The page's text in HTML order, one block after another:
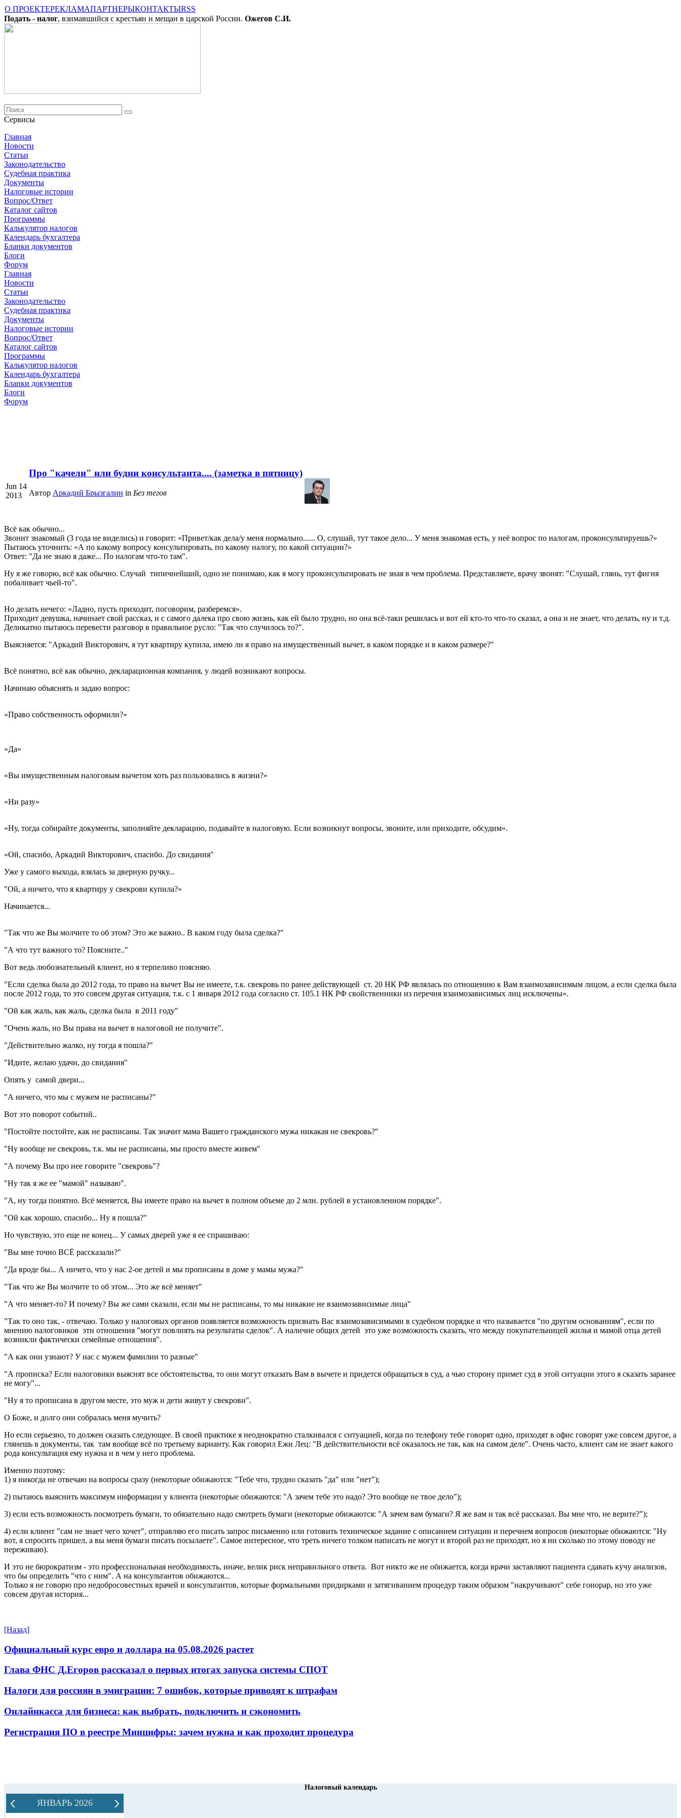
О ПРОЕКТЕРЕКЛАМАПАРТНЕРЫКОНТАКТЫRSS
Подать - налог, взимавшийся с крестьян и мещан в царской России. Ожегов С.И.
Сервисы
Главная
Новости
Cтатьи
Законодательство
Судебная практика
Документы
Налоговые истории
Вопрос/Ответ
Каталог сайтов
Программы
Калькулятор налогов
Календарь бухгалтера
Бланки документов
Блоги
Форум
Главная
Новости
Cтатьи
Законодательство
Судебная практика
Документы
Налоговые истории
Вопрос/Ответ
Каталог сайтов
Программы
Калькулятор налогов
Календарь бухгалтера
Бланки документов
Блоги
Форум
Jun 14
2013
Про "качели" или будни консультанта.... (заметка в пятницу)
Автор Аркадий Брызгалин in Без тегов
Всё как обычно...
Звонит знакомый (3 года не виделись) и говорит: «Привет/как дела/у меня нормально...... О, слушай, тут такое дело... У меня знакомая есть, у неё вопрос по налогам, проконсультируешь?»
Пытаюсь уточнить: «А по какому вопросу консультировать, по какому налогу, по какой ситуации?»
Ответ: "Да не знаю я даже... По налогам что-то там".
Ну я же говорю, всё как обычно. Случай типичнейший, одно не понимаю, как я могу проконсультировать не зная в чем проблема. Представляете, врачу звонят: "Слушай, глянь, тут фигня
побаливает чьей-то".
Но делать нечего: «Ладно, пусть приходит, поговорим, разберемся».
Приходит девушка, начинает свой рассказ, и с самого далека про свою жизнь, как ей было трудно, но она всё-таки решилась и вот ей кто-то что-то сказал, а она и не знает, что делать, ну и т.д.
Деликатно пытаюсь перевести разговор в правильное русло: "Так что случилось то?".
Выясняется: "Аркадий Викторович, я тут квартиру купила, имею ли я право на имущественный вычет, в каком порядке и в каком размере?"
Всё понятно, всё как обычно, декларационная компания, у людей возникают вопросы.
Начинаю объяснять и задаю вопрос:
«Право собственность оформили?»
«Да»
«Вы имущественным налоговым вычетом хоть раз пользовались в жизни?»
«Ни разу»
«Ну, тогда собирайте документы, заполняйте декларацию, подавайте в налоговую. Если возникнут вопросы, звоните, или приходите, обсудим».
«Ой, спасибо, Аркадий Викторович, спасибо. До свидания"
Уже у самого выхода, взялась за дверную ручку...
"Ой, а ничего, что я квартиру у свекрови купила?»
Начинается...
"Так что же Вы молчите то об этом? Это же важно.. В каком году была сделка?"
"А что тут важного то? Поясните.."
Вот ведь любознательный клиент, но я терпеливо поясняю.
"Если сделка была до 2012 года, то право на вычет Вы не имеете, т.к. свекровь по ранее действующей ст. 20 НК РФ являлась по отношению к Вам взаимозависимым лицом, а если сделка была
после 2012 года, то это совсем другая ситуация, т.к. с 1 января 2012 года согласно ст. 105.1 НК РФ свойственники из перечня взаимозависимых лиц исключены».
"Ой как жаль, как жаль, сделка была в 2011 году"
"Очень жаль, но Вы права на вычет в налоговой не получите".
"Действительно жалко, ну тогда я пошла?"
"Идите, желаю удачи, до свидания"
Опять у самой двери...
"А ничего, что мы с мужем не расписаны?"
Вот это поворот событий..
"Постойте постойте, как не расписаны. Так значит мама Вашего гражданского мужа никакая не свекровь?"
"Ну вообще не свекровь, т.к. мы не расписаны, мы просто вместе живем"
"А почему Вы про нее говорите "свекровь"?
"Ну так я же ее "мамой" называю".
"А, ну тогда понятно. Всё меняется, Вы имеете право на вычет в полном объеме до 2 млн. рублей в установленном порядке".
"Ой как хорошо, спасибо... Ну я пошла?"
Но чувствую, это еще не конец... У самых дверей уже я ее спрашиваю:
"Вы мне точно ВСЁ рассказали?"
"Да вроде бы... А ничего, что у нас 2-ое детей и мы прописаны в доме у мамы мужа?"
"Так что же Вы молчите то об этом... Это же всё меняет"
"А что меняет-то? И почему? Вы же сами сказали, если мы не расписаны, то мы никакие не взаимозависимые лица"
"Так то оно так, - отвечаю. Только у налоговых органов появляется возможность признать Вас взаимозависимыми в судебном порядке и что называется "по другим основаниям", если по
мнению налоговиков эти отношения "могут повлиять на результаты сделок". А наличие общих детей это уже возможность сказать, что между покупательницей жилья и мамой отца детей
возникли фактически семейные отношения".
"А как они узнают? У нас с мужем фамилии то разные"
"А прописка? Если налоговики выяснят все обстоятельства, то они могут отказать Вам в вычете и придется обращаться в суд, а чью сторону примет суд в этой ситуации этого я сказать заранее
не могу"...
"Ну я то прописана в другом месте, это муж и дети живут у свекрови".
О Боже, и долго они собралась меня мучить?
Но если серьезно, то должен сказать следующее. В своей практике я неоднократно сталкивался с ситуацией, когда по телефону тебе говорят одно, приходят в офис говорят уже совсем другое, а
глянешь в документы, так там вообще всё по третьему варианту. Как говорил Ежи Лец: "В действительности всё оказалось не так, как на самом деле". Очень часто, клиент сам не знает какого
рода консультация ему нужна и в чем у него проблема.
Именно поэтому:
1) я никогда не отвечаю на вопросы сразу (некоторые обижаются: "Тебе что, трудно сказать "да" или "нет");
2) пытаюсь выяснить максимум информации у клиента (некоторые обижаются: "А зачем тебе это надо? Это вообще не твое дело");
3) если есть возможность посмотреть бумаги, то обязательно надо смотреть бумаги (некоторые обижаются: "А зачем вам бумаги? Я же вам и так всё рассказал. Вы мне что, не верите?");
4) если клиент "сам не знает чего хочет", отправляю его писать запрос письменно или готовить техническое задание с описанием ситуации и перечнем вопросов (некоторые обижаются: "Ну
вот, я спросить пришел, а вы меня бумаги писать посылаете". Самое интересное, что треть ничего толком написать не могут и второй раз не приходят, но я ни сколько по этому поводу не
переживаю).
И это не бюрократизм - это профессиональная необходимость, иначе, велик риск неправильного ответа. Вот никто же не обижается, когда врачи заставляют пациента сдавать кучу анализов,
что бы определить "что с ним". А на консультантов обижаются...
Только я не говорю про недобросовестных врачей и консультантов, которые формальными придирками и затягиванием процедур таким образом "накручивают" себе гонорар, но это уже
совсем другая история...
[Назад]
Официальный курс евро и доллара на 05.08.2026 растет
Глава ФНС Д.Егоров рассказал о первых итогах запуска системы СПОТ
Налоги для россиян в эмиграции: 7 ошибок, которые приводят к штрафам
Онлайнкасса для бизнеса: как выбрать, подключить и сэкономить
Регистрация ПО в реестре Минцифры: зачем нужна и как проходит процедура
Налоговый календарь
ЯНВАРЬ 2026